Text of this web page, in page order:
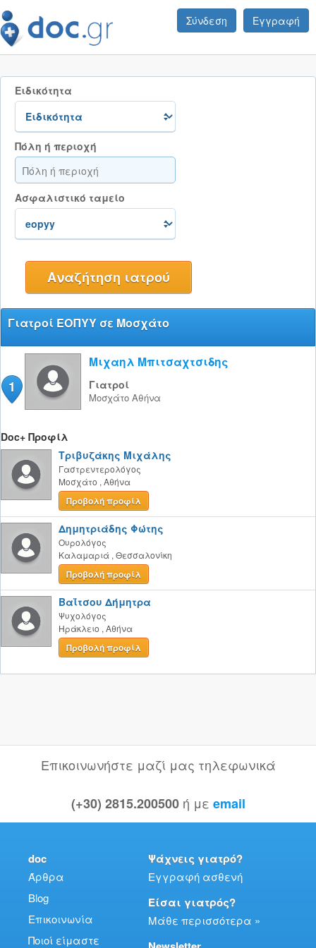
Σύνδεση Εγγραφή
Ειδικότητα
Πόλη ή περιοχή
Ασφαλιστικό ταμείο
Γιατροί ΕΟΠΥΥ σε Μοσχάτο
1
Μιχαηλ Μπιτσαχτσιδης
Γιατροί
Μοσχάτο Αθήνα
Doc+ Προφίλ
Τριβυζάκης Μιχάλης
Γαστρεντερολόγος
Μοσχάτο , Αθήνα
Προβολή προφίλ
Δημητριάδης Φώτης
Ουρολόγος
Καλαμαριά , Θεσσαλονίκη
Προβολή προφίλ
Βαΐτσου Δήμητρα
Ψυχολόγος
Ηράκλειο , Αθήνα
Προβολή προφίλ
Επικοινωνήστε μαζί μας τηλεφωνικά
(+30) 2815.200500 ή με email
doc
Άρθρα
Blog
Επικοινωνία
Ποιοί είμαστε
Ψάχνεις γιατρό?
Εγγραφή ασθενή
Είσαι γιατρός?
Μάθε περισσότερα »